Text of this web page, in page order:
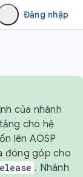
Đăng nhập
của nhánh
cho hệ
lên AOSP
đóng góp cho
. Nhánh